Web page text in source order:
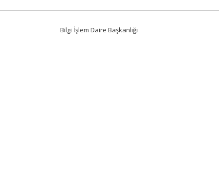
Bilgi İşlem Daire Başkanlığı